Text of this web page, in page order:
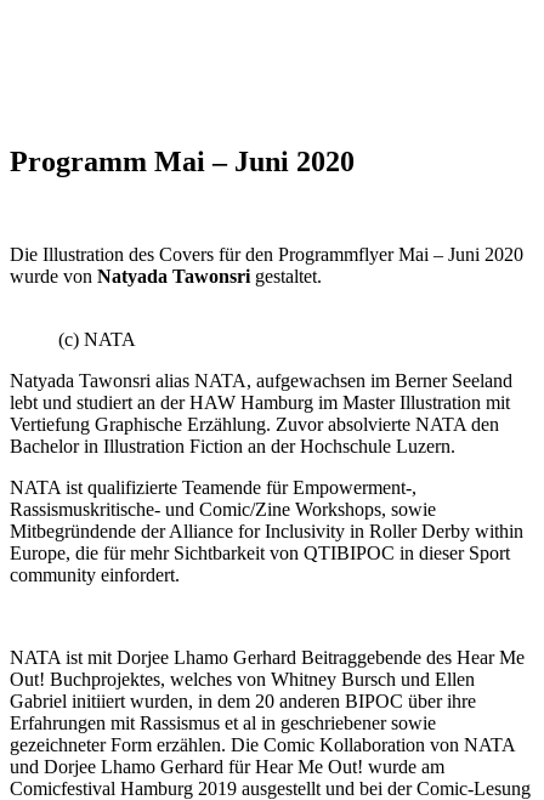
Programm Mai – Juni 2020
Die Illustration des Covers für den Programmflyer Mai – Juni 2020
wurde von Natyada Tawonsri gestaltet.
(c) NATA
Natyada Tawonsri alias NATA, aufgewachsen im Berner Seeland
lebt und studiert an der HAW Hamburg im Master Illustration mit
Vertiefung Graphische Erzählung. Zuvor absolvierte NATA den
Bachelor in Illustration Fiction an der Hochschule Luzern.
NATA ist qualifizierte Teamende für Empowerment-,
Rassismuskritische- und Comic/Zine Workshops, sowie
Mitbegründende der Alliance for Inclusivity in Roller Derby within
Europe, die für mehr Sichtbarkeit von QTIBIPOC in dieser Sport
community einfordert.
NATA ist mit Dorjee Lhamo Gerhard Beitraggebende des Hear Me
Out! Buchprojektes, welches von Whitney Bursch und Ellen
Gabriel initiiert wurden, in dem 20 anderen BIPOC über ihre
Erfahrungen mit Rassismus et al in geschriebener sowie
gezeichneter Form erzählen. Die Comic Kollaboration von NATA
und Dorjee Lhamo Gerhard für Hear Me Out! wurde am
Comicfestival Hamburg 2019 ausgestellt und bei der Comic-Lesung